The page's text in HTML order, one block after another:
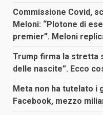
Commissione Covid,
Meloni: “Plotone di
premier”. Meloni
Trump firma la stretta
delle nascite”. Ecco
Meta non ha tutelato i
Facebook, mezzo